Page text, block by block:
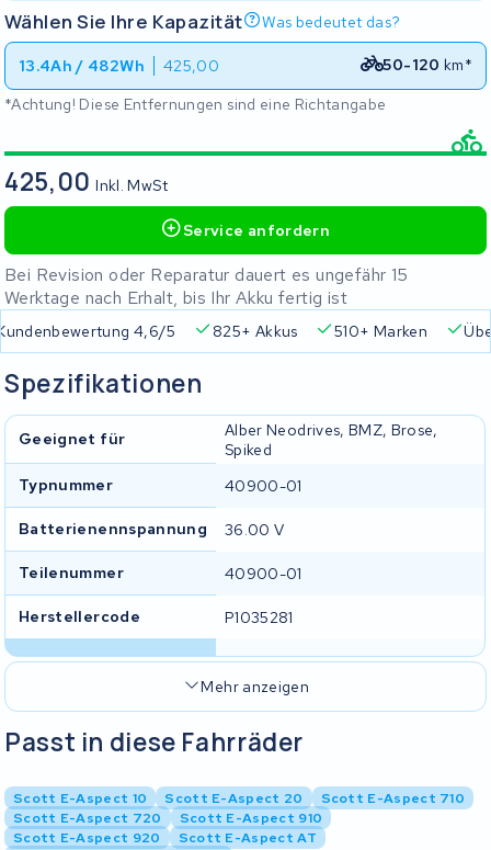
Wählen Sie Ihre Kapazität Was bedeutet das?
13.4Ah / 482Wh 425,00 50-120 km*
*Achtung! Diese Entfernungen sind eine Richtangabe
425,00Inkl. MwSt
Service anfordern
Bei Revision oder Reparatur dauert es ungefähr 15
Werktage nach Erhalt, bis Ihr Akku fertig ist
4,6/5 825+ Akkus 510+ Marken
Spezifikationen
Geeignet für
Alber Neodrives, BMZ, Brose,
Spiked
Typnummer
40900-01
Batterienennspannung 36.00 V
Teilenummer 40900-01
Herstellercode P1035281
Mehr anzeigen
Passt in diese Fahrräder
Scott E-Aspect 10 Scott E-Aspect 20
Scott E-Aspect 710
Scott E-Aspect 720
Scott E-Aspect 910
Scott E-Aspect 920
Scott E-Aspect AT